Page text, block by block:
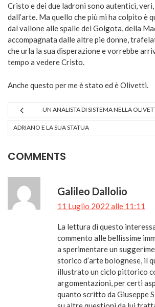
Cristo e dei due ladroni sono autentici,
dall’arte. Ma quello che più mi ha colpito è
dal vallone alle spalle del Golgota, della
accompagnata dalle altre pie donne,
che urla la sua disperazione e vorrebbe
tempo a vedere Cristo.
Anche questo per me è stato ed è Olivetti.
UN ANALISTA DI SISTEMA NELLA
ADRIANO E LA SUA STATUA
COMMENTS
Galileo Dallolio
11 Luglio 2022 alle 11:11
La lettura di questo
commento alle bellissime
a sperimentare un
storico d’arte bolognese, il
illustrato un ciclo pittorico
argomentazioni, per certi
quanto scritto da Giuseppe